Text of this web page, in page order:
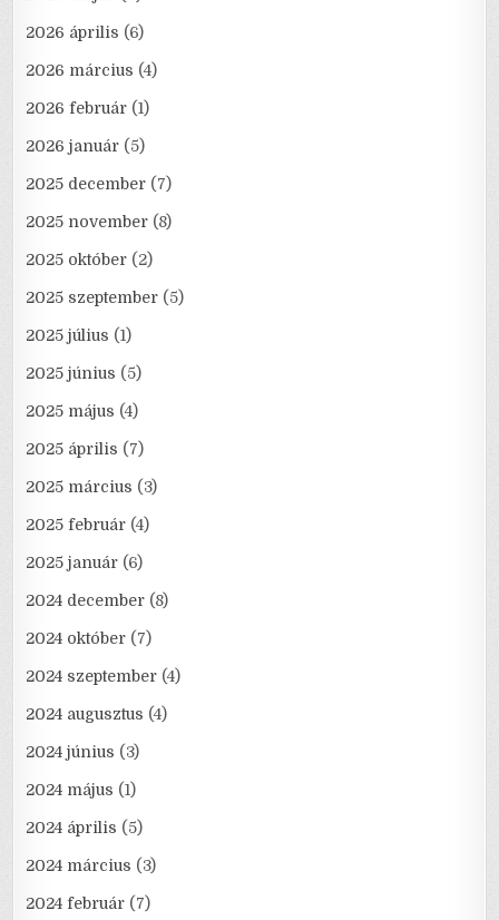
2026 április (6)
2026 március (4)
2026 február (1)
2026 január (5)
2025 december (7)
2025 november (8)
2025 október (2)
2025 szeptember (5)
2025 július (1)
2025 június (5)
2025 május (4)
2025 április (7)
2025 március (3)
2025 február (4)
2025 január (6)
2024 december (8)
2024 október (7)
2024 szeptember (4)
2024 augusztus (4)
2024 június (3)
2024 május (1)
2024 április (5)
2024 március (3)
2024 február (7)